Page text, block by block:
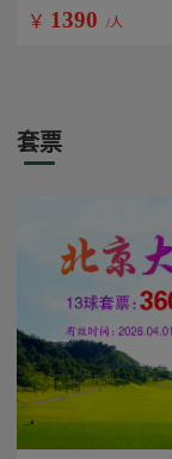
￥ 1390 /人
套票